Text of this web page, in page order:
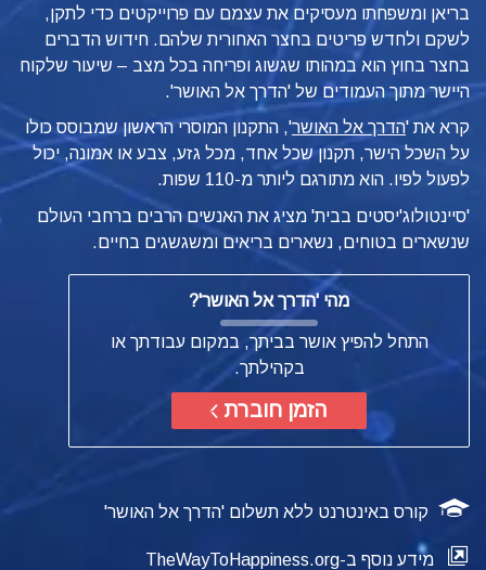
בריאן ומשפחתו מעסיקים את עצמם עם פרוייקטים כדי לתקן,
לשקם ולחדש פריטים בחצר האחורית שלהם. חידוש הדברים
בחצר בחוץ הוא במהותו שגשוג ופריחה בכל מצב – שיעור שלקוח
היישר מתוך העמודים של 'הדרך אל האושר'.
קרא את 'הדרך אל האושר', התקנון המוסרי הראשון שמבוסס כולו
על השכל הישר, תקנון שכל אחד, מכל גזע, צבע או אמונה, יכול
לפעול לפיו. הוא מתורגם ליותר מ-110 שפות.
'סיינטולוג'יסטים בבית' מציג את האנשים הרבים ברחבי העולם
שנשארים בטוחים, נשארים בריאים ומשגשגים בחיים.
מהי 'הדרך אל האושר'?
התחל להפיץ אושר בביתך, במקום עבודתך או
בקהילתך.
הזמן חוברת
קורס באינטרנט ללא תשלום 'הדרך אל האושר'
מידע נוסף ב-TheWayToHappiness.org